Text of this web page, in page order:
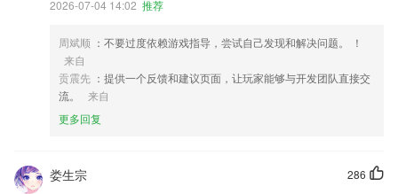
2026-07-04 14:02 推荐
周斌顺 ：不要过度依赖游戏指导，尝试自己发现和解决问题。 ！
来自
贡震先 ：提供一个反馈和建议页面，让玩家能够与开发团队直接交
流。
来自
更多回复
286
娄生宗